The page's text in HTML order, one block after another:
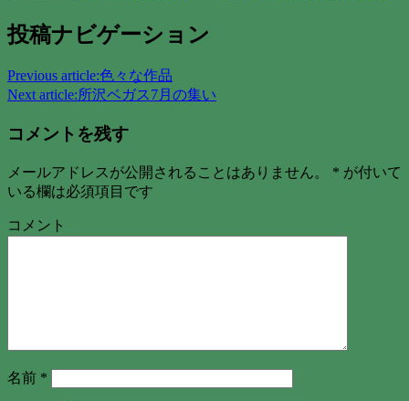
投稿ナビゲーション
Previous article:色々な作品
Next article:所沢ベガス7月の集い
コメントを残す
メールアドレスが公開されることはありません。 * が付いて
いる欄は必須項目です
コメント
名前 *